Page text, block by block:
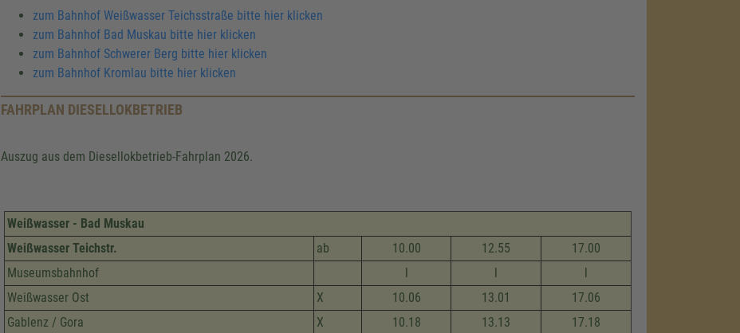
zum Bahnhof Weißwasser Teichsstraße bitte hier klicken
zum Bahnhof Bad Muskau bitte hier klicken
zum Bahnhof Schwerer Berg bitte hier klicken
zum Bahnhof Kromlau bitte hier klicken
FAHRPLAN DIESELLOKBETRIEB
Auszug aus dem Diesellokbetrieb-Fahrplan 2026.
Weißwasser - Bad Muskau
Weißwasser Teichstr.
ab 10.00 12.55
17.00
Museumsbahnhof
l l
l
Weißwasser Ost
X 10.06 13.01
17.06
Gablenz / Gora
X 10.18 13.13
17.18